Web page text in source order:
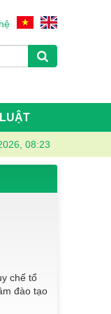
08:23
chế tổ
đào tạo